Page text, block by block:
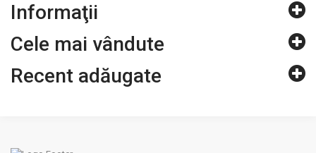
Informaţii
Cele mai vândute
Recent adăugate